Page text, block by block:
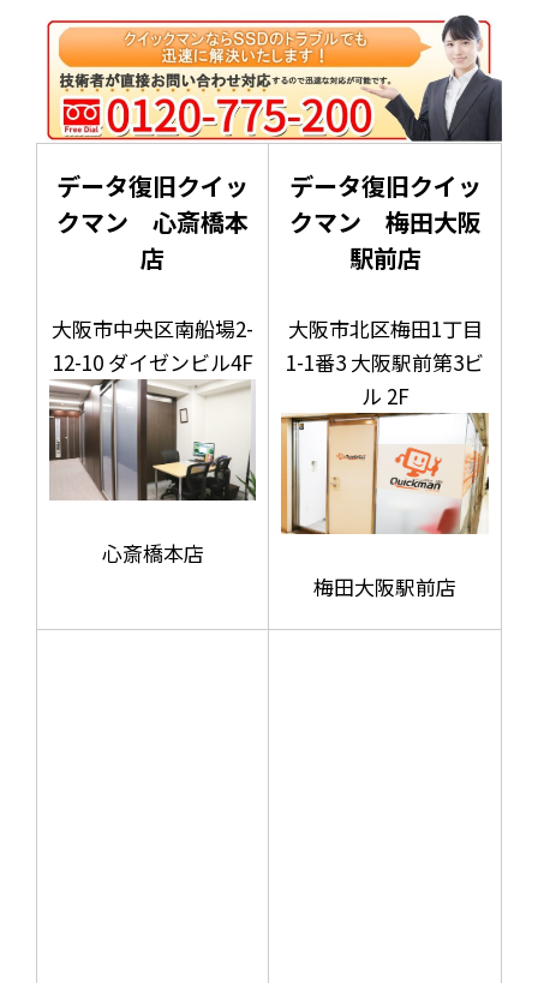
データ復旧クイッ
クマン 心斎橋本
店
大阪市中央区南船場2-
12-10 ダイゼンビル4F
心斎橋本店
データ復旧クイッ
クマン 梅田大阪
駅前店
大阪市北区梅田1丁目
1-1番3 大阪駅前第3ビ
ル 2F
梅田大阪駅前店